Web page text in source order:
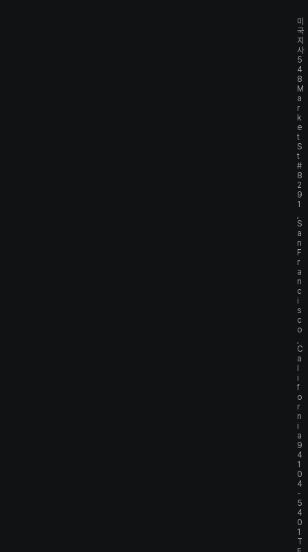
미
국
지
사
5
4
8
M
a
r
k
e
t
S
t
#
8
2
9
1
S
a
n
F
r
a
n
c
i
s
c
o
C
a
i
f
o
r
n
i
a
9
4
1
0
4
-
5
4
0
1
T